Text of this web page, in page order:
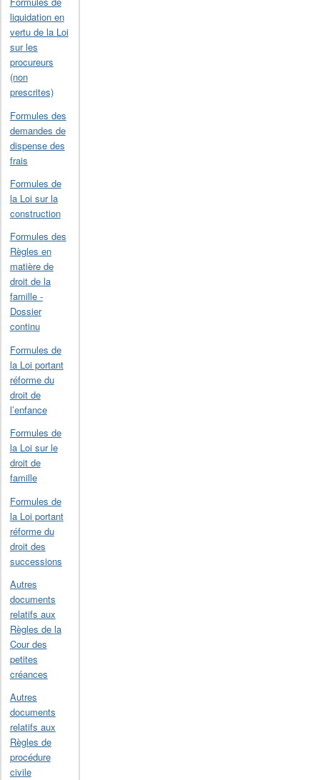
liquidation en
vertu de la Loi
sur les
procureurs
(non
prescrites)
Formules des
demandes de
dispense des
frais
Formules de
la Loi sur la
construction
Formules des
Règles en
matière de
droit de la
famille -
Dossier
continu
Formules de
la Loi portant
réforme du
droit de
l’enfance
Formules de
la Loi sur le
droit de
famille
Formules de
la Loi portant
réforme du
droit des
successions
Autres
documents
relatifs aux
Règles de la
Cour des
petites
créances
Autres
documents
relatifs aux
Règles de
procédure
civile